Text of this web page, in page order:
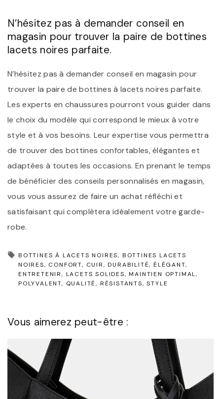
N’hésitez pas à demander conseil en
magasin pour trouver la paire de bottines
lacets noires parfaite.
N’hésitez pas à demander conseil en magasin pour
trouver la paire de bottines à lacets noires parfaite.
Les experts en chaussures pourront vous guider dans
le choix du modèle qui correspond le mieux à votre
style et à vos besoins. Leur expertise vous permettra
de trouver des bottines confortables, élégantes et
adaptées à toutes les occasions. En prenant le temps
de bénéficier des conseils personnalisés en magasin,
vous vous assurez de faire un achat réfléchi et
satisfaisant qui complètera idéalement votre garde-
robe.
BOTTINES À LACETS NOIRES BOTTINES LACETS
NOIRES
CONFORT CUIR DURABILITÉ ÉLÉGANT
ENTRETENIR LACETS SOLIDES
MAINTIEN OPTIMAL
POLYVALENT
QUALITÉ RÉSISTANTS STYLE
Vous aimerez peut-être :